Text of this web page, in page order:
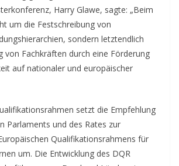
Harry Glawe, sagte: „Beim
um die Festschreibung von
sondern letztendlich
von Fachkräften durch eine Förderung
auf nationaler und europäischer
setzt die Empfehlung
Parlaments und des Rates zur
Qualifikationsrahmens für
um. Die Entwicklung des DQR